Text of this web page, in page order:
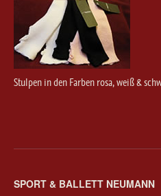
Stulpen in den Farben rosa, weiß &
SPORT & BALLETT NEUMANN